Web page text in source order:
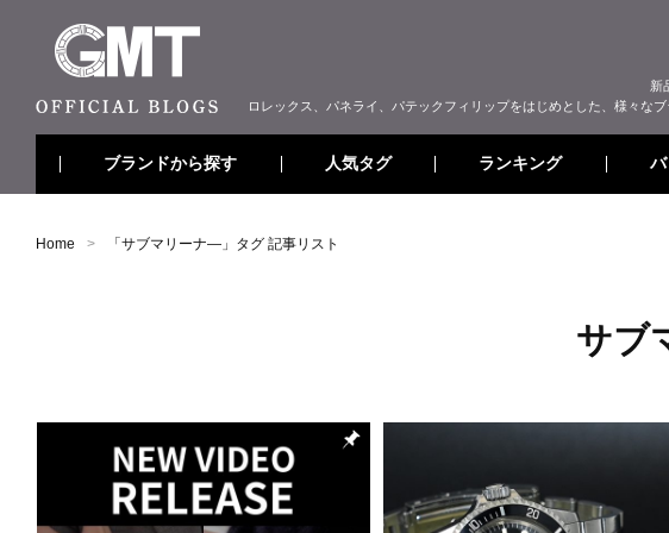
新
ロレックス、パネライ、パテックフィリップをはじめとした、様々な
ブランドから探す 人気タグ ランキング
Home 「 サブマリーナ― 」タグ 記事リスト
サブ